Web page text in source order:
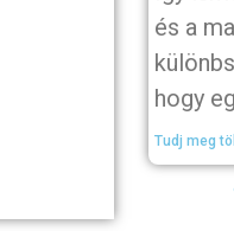
és a
hogy
Tudj meg